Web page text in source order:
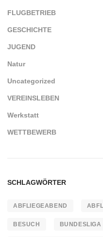
FLUGBETRIEB
GESCHICHTE
JUGEND
Natur
Uncategorized
VEREINSLEBEN
Werkstatt
WETTBEWERB
SCHLAGWÖRTER
ABFLIEGEABEND
BESUCH BUNDESLIGA